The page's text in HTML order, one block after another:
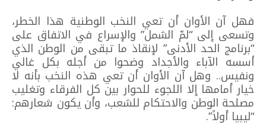
فهل آن الأوان أن تعي النخب الوطنية هذا الخطر،
وتسعى إلى “لمّ الشمل” والإسراع في الاتفاق على
“برنامج الحد الأدنى” لإنقاذ ما تبقى من الوطن الذي
أسسه الآباء والأجداد وضحوا من أجله بكل غالي
ونفيس.. وهل آن الأوان أن تعي هذه النخب بأنه لا
خيار أمامها إلا اللجوء للحوار بين كل الفرقاء وتغليب
مصلحة الوطن والاحتكام للشعب، وأن يكون شعارهم:
“ليبيا أولاً”.